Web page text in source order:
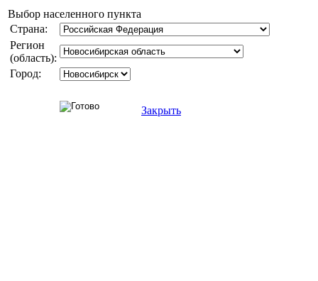
Выбор населенного пункта
Страна:
Регион
(область):
Город:
Закрыть